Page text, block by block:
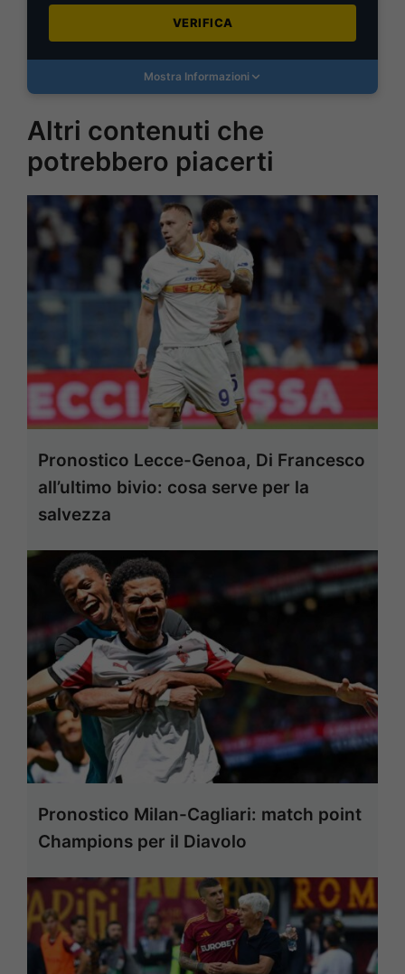
VERIFICA
Mostra Informazioni
Altri contenuti che
potrebbero piacerti
Pronostico Lecce-Genoa, Di Francesco
all’ultimo bivio: cosa serve per la
salvezza
Pronostico Milan-Cagliari: match point
Champions per il Diavolo